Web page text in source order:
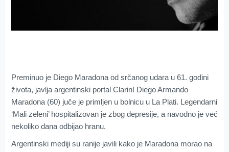
Preminuo je Diego Maradona od srčanog udara u 61. godini
života, javlja argentinski portal Clarin! Diego Armando
Maradona (60) juče je primljen u bolnicu u La Plati. Legendarni
‘Mali zeleni’ hospitalizovan je zbog depresije, a navodno je već
nekoliko dana odbijao hranu.
Argentinski mediji su ranije javili kako je Maradona morao na